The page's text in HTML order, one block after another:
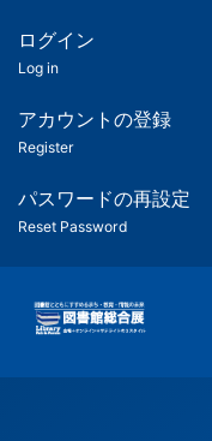
ツ
匿
名
ユ
ー
ー
用
メ
ログイン
Log in
アカウントの登録
Register
パスワードの再設定
Reset Password